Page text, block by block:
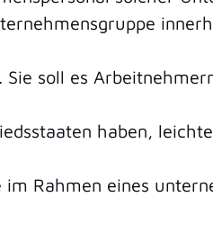
soll es
haben,
Rahmen eines